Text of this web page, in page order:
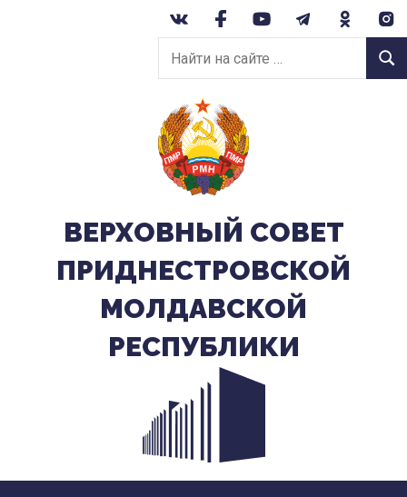
Найти
на
сайте:
ВЕРХОВНЫЙ CОВЕТ
ПРИДНЕСТРОВСКОЙ
МОЛДАВСКОЙ
РЕСПУБЛИКИ